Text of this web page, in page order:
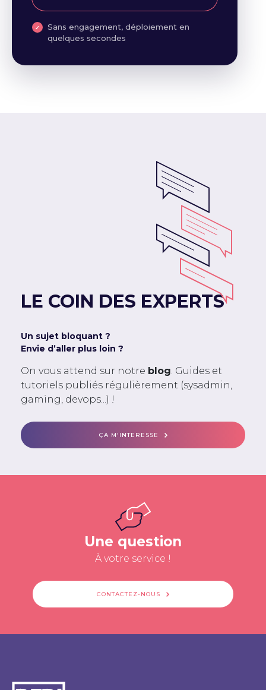
Sans engagement, déploiement en
quelques secondes
LE COIN DES EXPERTS
Un sujet bloquant ?
Envie d’aller plus loin ?
On vous attend sur notre blog. Guides et
tutoriels publiés régulièrement (sysadmin,
gaming, devops...) !
ÇA M'INTERESSE
Une question
À votre service !
CONTACTEZ-NOUS